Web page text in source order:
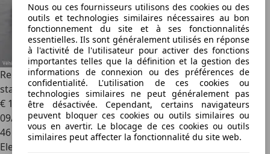
Renault Megane E-TechMegane E-Tech EV40 130ch
standard charge Equilibre
€ 18 980
09/2022
46 000 km
Electrique
Nous ou ces fournisseurs utilisons des cookies ou des
outils et technologies similaires nécessaires au bon
fonctionnement du site et à ses fonctionnalités
essentielles. Ils sont généralement utilisés en réponse
à l'activité de l'utilisateur pour activer des fonctions
importantes telles que la définition et la gestion des
informations de connexion ou des préférences de
confidentialité. L'utilisation de ces cookies ou
technologies similaires ne peut généralement pas
être désactivée. Cependant, certains navigateurs
peuvent bloquer ces cookies ou outils similaires ou
vous en avertir. Le blocage de ces cookies ou outils
similaires peut affecter la fonctionnalité du site web.